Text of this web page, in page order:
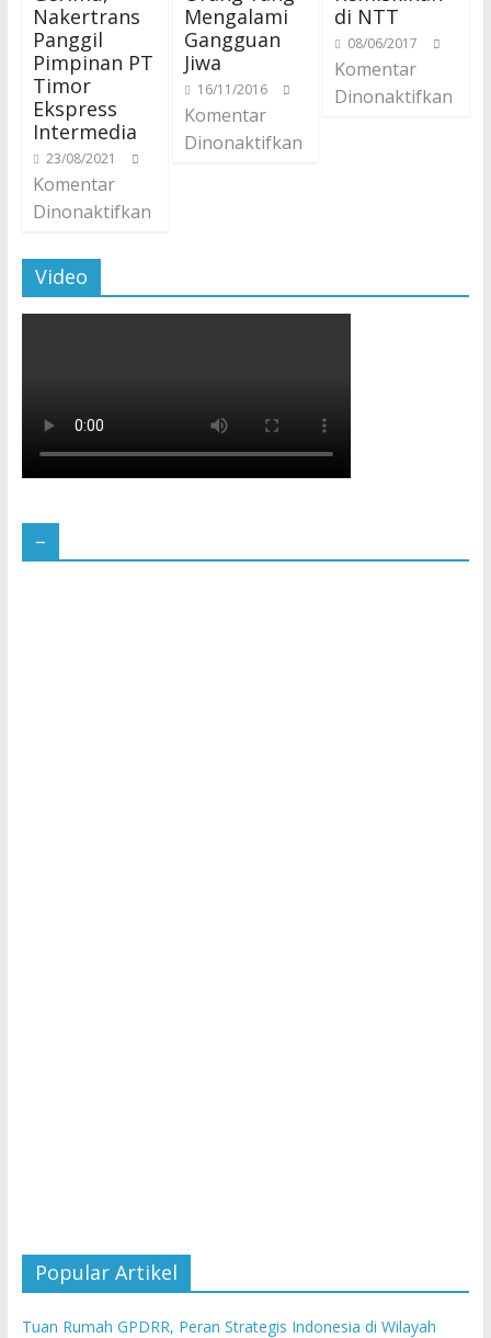
Nakertrans
Panggil
Pimpinan PT
Timor
Ekspress
Intermedia
23/08/2021
Komentar
Dinonaktifkan
Mengalami
Gangguan
Jiwa
16/11/2016
Komentar
Dinonaktifkan
di NTT
08/06/2017
Komentar
Dinonaktifkan
Video
–
Popular Artikel
Tuan Rumah GPDRR, Peran Strategis Indonesia di Wilayah